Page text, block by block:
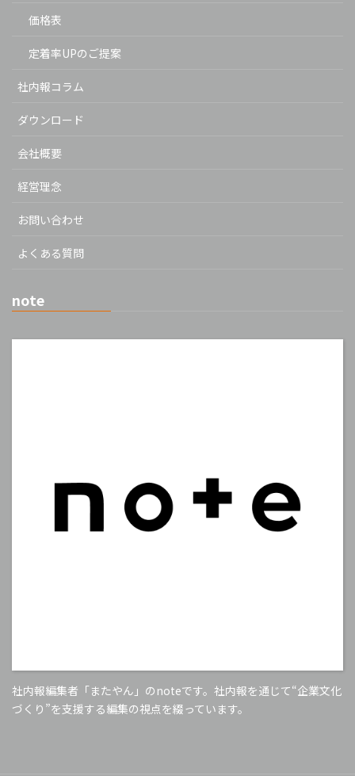
価格表
定着率UPのご提案
社内報コラム
ダウンロード
会社概要
経営理念
お問い合わせ
よくある質問
note
社内報編集者「またやん」のnoteです。社内報を通じて“企業文化
づくり”を支援する編集の視点を綴っています。